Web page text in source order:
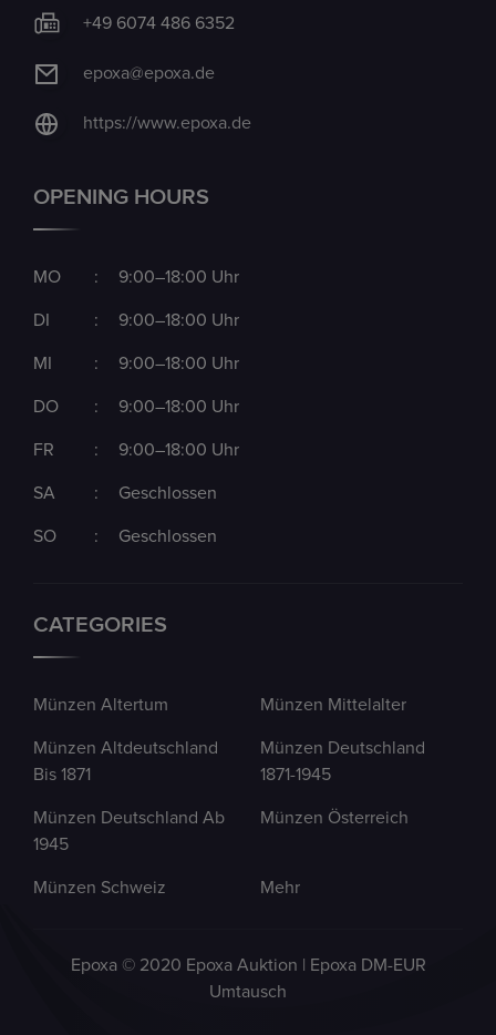
+49 6074 486 6352
epoxa@epoxa.de
https://www.epoxa.de
OPENING HOURS
MO : 9:00–18:00 Uhr
DI : 9:00–18:00 Uhr
MI : 9:00–18:00 Uhr
DO : 9:00–18:00 Uhr
FR : 9:00–18:00 Uhr
SA : Geschlossen
SO : Geschlossen
CATEGORIES
Münzen Altertum Münzen Mittelalter
Münzen Altdeutschland
Bis 1871
Münzen Deutschland
1871-1945
Münzen Deutschland Ab
1945
Münzen Österreich
Münzen Schweiz Mehr
Epoxa © 2020 Epoxa Auktion | Epoxa DM-EUR
Umtausch